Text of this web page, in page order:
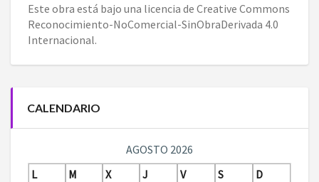
Este obra está bajo una licencia de Creative Commons
Reconocimiento-NoComercial-SinObraDerivada 4.0
Internacional.
CALENDARIO
AGOSTO 2026
L
M X J V S
D